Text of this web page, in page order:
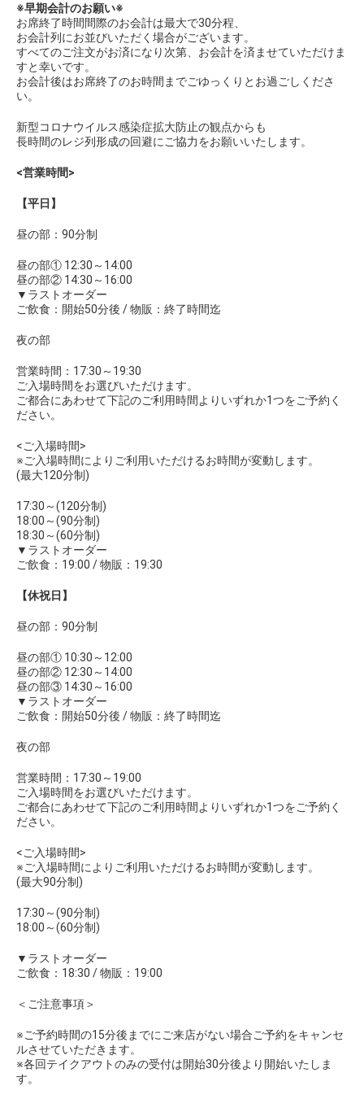
※早期会計のお願い※
お席終了時間間際のお会計は最大で30分程、
お会計列にお並びいただく場合がございます。
すべてのご注文がお済になり次第、お会計を済ませていただけま
すと幸いです。
お会計後はお席終了のお時間までごゆっくりとお過ごしくださ
い。
新型コロナウイルス感染症拡大防止の観点からも
長時間のレジ列形成の回避にご協力をお願いいたします。
<営業時間>
【平日】
昼の部：90分制
昼の部① 12:30～14:00
昼の部② 14:30～16:00
▼ラストオーダー
ご飲食：開始50分後 / 物販：終了時間迄
夜の部
営業時間：17:30～19:30
ご入場時間をお選びいただけます。
ご都合にあわせて下記のご利用時間よりいずれか1つをご予約く
ださい。
<ご入場時間>
※ご入場時間によりご利用いただけるお時間が変動します。
(最大120分制)
17:30～(120分制)
18:00～(90分制)
18:30～(60分制)
▼ラストオーダー
ご飲食：19:00 / 物販：19:30
【休祝日】
昼の部：90分制
昼の部① 10:30～12:00
昼の部② 12:30～14:00
昼の部③ 14:30～16:00
▼ラストオーダー
ご飲食：開始50分後 / 物販：終了時間迄
夜の部
営業時間：17:30～19:00
ご入場時間をお選びいただけます。
ご都合にあわせて下記のご利用時間よりいずれか1つをご予約く
ださい。
<ご入場時間>
※ご入場時間によりご利用いただけるお時間が変動します。
(最大90分制)
17:30～(90分制)
18:00～(60分制)
▼ラストオーダー
ご飲食：18:30 / 物販：19:00
＜ご注意事項＞
※ご予約時間の15分後までにご来店がない場合ご予約をキャンセ
ルさせていただきます。
※各回テイクアウトのみの受付は開始30分後より開始いたしま
す。